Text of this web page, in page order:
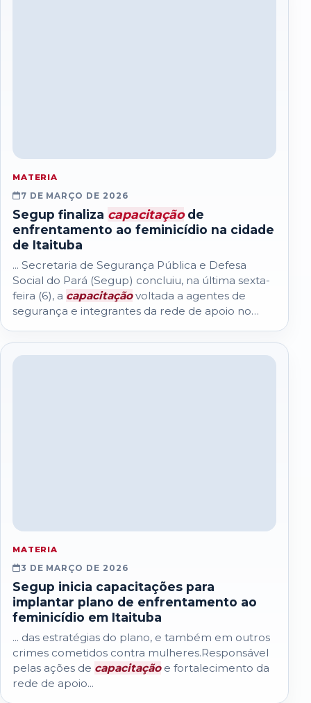
MATERIA
7 DE MARÇO DE 2026
Segup finaliza capacitaçãode
enfrentamento ao feminicídio na cidade
de Itaituba
... Secretaria de Segurança Pública e Defesa
Social do Pará (Segup) concluiu, na última sexta-
feira (6), a capacitaçãovoltada a agentes de
segurança e integrantes da rede de apoio no
MATERIA
3 DE MARÇO DE 2026
Segup inicia capacitações para
implantar plano de enfrentamento ao
feminicídio em Itaituba
... das estratégias do plano, e também em outros
crimes cometidos contra mulheres.Responsável
pelas ações de capacitaçãoe fortalecimento da
rede de apoio...